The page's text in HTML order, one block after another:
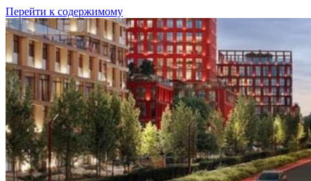
Перейти к содержимому